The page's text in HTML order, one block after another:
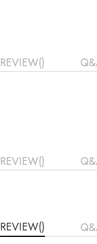
REVIEW()
REVIEW()
REVIEW()